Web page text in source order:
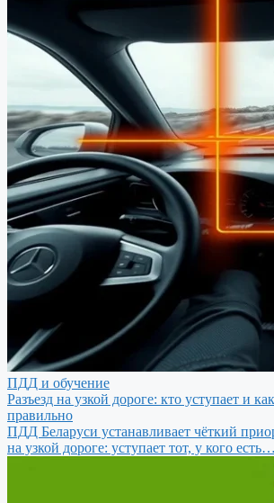
ПДД и обучение
Разъезд на узкой дороге: кто уступает и
правильно
ПДД Беларуси устанавливает чёткий
на узкой дороге: уступает тот, у кого есть…